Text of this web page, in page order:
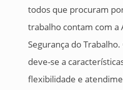
todos que procuram
trabalho contam com a
Segurança do
deve-se a
flexibilidade e